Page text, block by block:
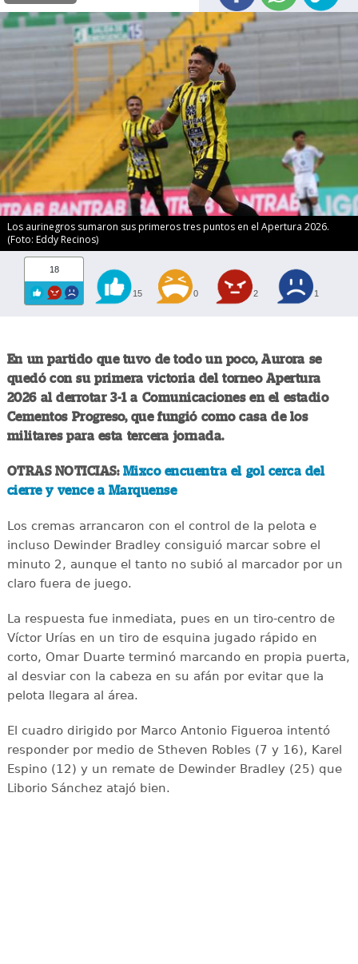
Los aurinegros sumaron sus primeros tres puntos en el Apertura 2026.
(Foto: Eddy Recinos)
18
15 0 2 1
En un partido que tuvo de todo un poco, Aurora se
quedó con su primera victoria del torneo Apertura
2026 al derrotar 3-1 a Comunicaciones en el estadio
Cementos Progreso, que fungió como casa de los
militares para esta tercera jornada.
OTRAS NOTICIAS: Mixco encuentra el gol cerca del
cierre y vence a Marquense
Los cremas arrancaron con el control de la pelota e
incluso Dewinder Bradley consiguió marcar sobre el
minuto 2, aunque el tanto no subió al marcador por un
claro fuera de juego.
La respuesta fue inmediata, pues en un tiro-centro de
Víctor Urías en un tiro de esquina jugado rápido en
corto, Omar Duarte terminó marcando en propia puerta,
al desviar con la cabeza en su afán por evitar que la
pelota llegara al área.
El cuadro dirigido por Marco Antonio Figueroa intentó
responder por medio de Stheven Robles (7 y 16), Karel
Espino (12) y un remate de Dewinder Bradley (25) que
Liborio Sánchez atajó bien.